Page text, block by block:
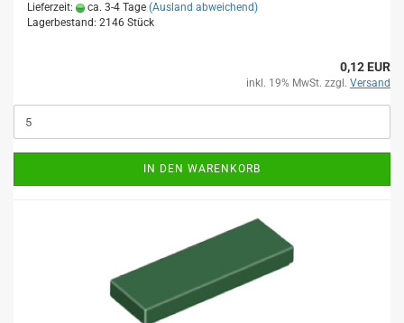
Lieferzeit:
ca. 3-4 Tage (Ausland abweichend)
Lagerbestand: 2146 Stück
0,12 EUR
inkl. 19% MwSt. zzgl. Versand
IN DEN WARENKORB